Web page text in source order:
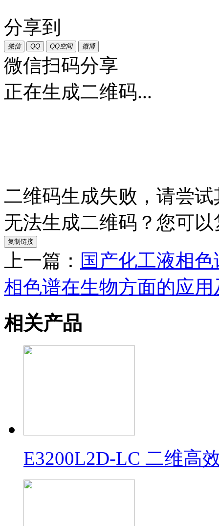
分享到
微信 QQ QQ空间 微博
微信扫码分享
正在生成二维码...
二维码生成失败，请尝
无法生成二维码？您可
复制链接
上一篇： 国产化工液相
相色谱在生物方面的应用
相关产品
E3200L2D-LC 二维高